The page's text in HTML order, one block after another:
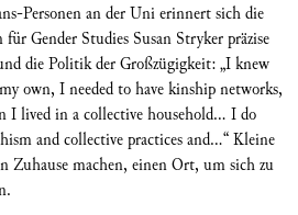
Personen an der Uni erinnert sich die
Gender Studies Susan Stryker präzise
die Politik der Großzügigkeit: „I knew
own, I needed to have kinship networks,
I lived in a collective household… I do
and collective practices and…“ Kleine
Zuhause machen, einen Ort, um sich zu